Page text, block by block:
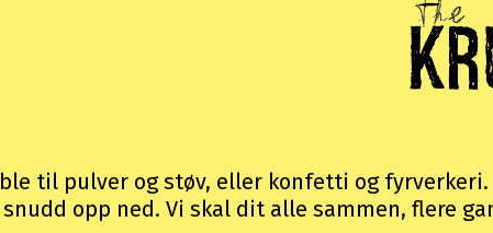
til pulver og støv, eller konfetti og fyrverkeri.
opp ned. Vi skal dit alle sammen, flere